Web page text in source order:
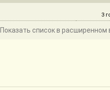
3
Показать список в расширенном